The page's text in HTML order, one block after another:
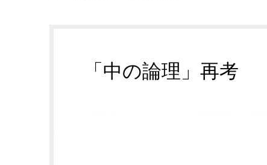
「中の論理」再考